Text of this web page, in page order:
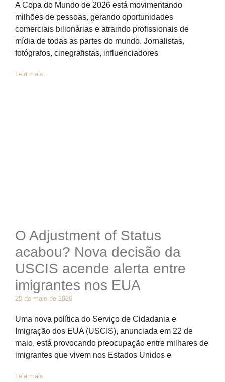
A Copa do Mundo de 2026 está movimentando
milhões de pessoas, gerando oportunidades
comerciais bilionárias e atraindo profissionais de
mídia de todas as partes do mundo. Jornalistas,
fotógrafos, cinegrafistas, influenciadores
Leia mais...
O Adjustment of Status
acabou? Nova decisão da
USCIS acende alerta entre
imigrantes nos EUA
29 de maio de 2026
Uma nova política do Serviço de Cidadania e
Imigração dos EUA (USCIS), anunciada em 22 de
maio, está provocando preocupação entre milhares de
imigrantes que vivem nos Estados Unidos e
Leia mais...